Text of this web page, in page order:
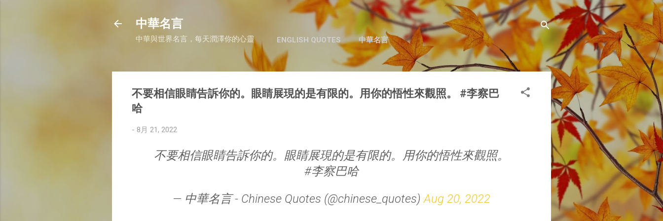
跳至主要內容
中華名言
中華與世界名言，每天潤澤你的心靈 ENGLISH QUOTES 中華名言
不要相信眼睛告訴你的。眼睛展現的是有限的。用你的悟性來觀照。 #李察巴
哈
- 8月 21, 2022
不要相信眼睛告訴你的。眼睛展現的是有限的。用你的悟性來觀照。
#李察巴哈
— 中華名言 - Chinese Quotes (@chinese_quotes)Aug 20, 2022